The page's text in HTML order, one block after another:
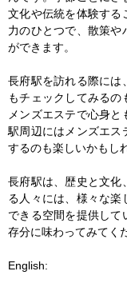
文化や伝統を体験する
力のひとつで、散策や
ができます。
長府駅を訪れる際には
もチェックしてみるの
メンズエステで心身
駅周辺にはメンズエス
するのも楽しいかもし
長府駅は、歴史と文化
る人々には、様々な楽
できる空間を提供して
存分に味わってみてく
English: